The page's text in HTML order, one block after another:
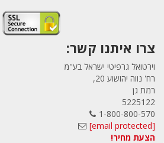
צרו איתנו קשר:
וירטואל גרפיטי ישראל בע"מ
רח' נווה יהושוע 20,
רמת גן
5225122
1-800-800-570
[email protected]
הצעת מחיר!